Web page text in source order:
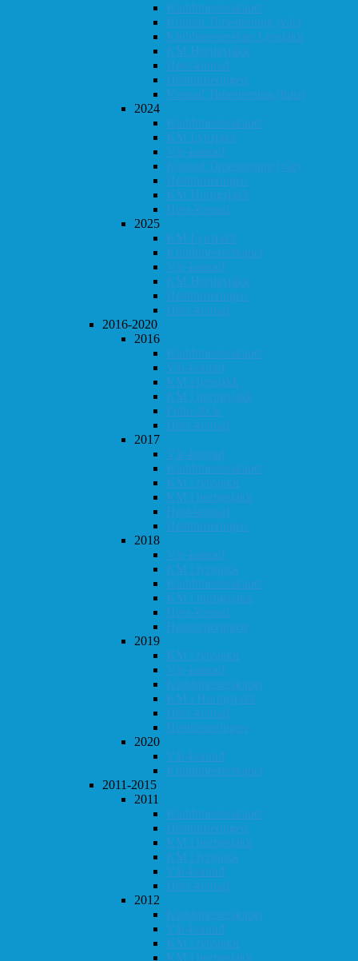
Klubbmesterskapet
Konrad Timestrening (vår)
Klubbmesterskap Lynsjakk
KM Hurtigsjakk
Høst-konrad
Høstturneringen
Konrad Timestrening (høst)
2024
Klubbmesterskapet
KM Lynsjakk
Vår-konrad
Konrad Timestrening (vår)
Høstturneringen
KM Hurtigsjakk
Høst-konrad
2025
KM Lynsjakk
Klubbmesterskapet
Vår-konrad
KM Hurtigsjakk
Høstturneringen
Høst-konrad
2016-2020
2016
Klubbmesterskapet
Vår-konrad
KM i lynsjakk
KM i hurtigsjakk
Follo 20 år
Høst-konrad
2017
Vår-konrad
Klubbmesterskapet
KM i lynsjakk
KM i hurtigsjakk
Høst-konrad
Høstturneringen
2018
Vår-konrad
KM i lynsjakk
Klubbmesterskapet
KM i hurtigsjakk
Høst-konrad
Høstturneringen
2019
KM i lynsjakk
Vår-konrad
Klubbmesterskapet
KM i Hurtigsjakk
Høst-konrad
Høstturneringen
2020
Vår-konrad
Klubbmesterskapet
2011-2015
2011
Klubbmesterskapet
Høstturneringen
KM i hurtigsjakk
KM i lynsjakk
Vår-konrad
Høst-konrad
2012
Klubbmesterskapet
Vår-konrad
KM i lynsjakk
KM i hurtigsjakk